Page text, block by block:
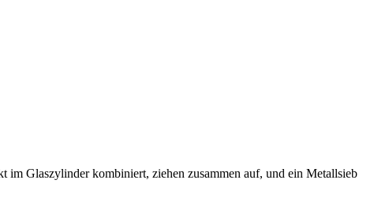
im Glaszylinder kombiniert, ziehen zusammen auf, und ein Metallsieb